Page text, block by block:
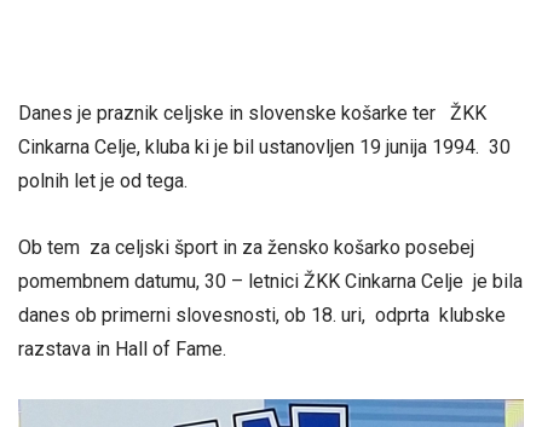
Danes je praznik celjske in slovenske košarke ter ŽKK
Cinkarna Celje, kluba ki je bil ustanovljen 19 junija 1994. 30
polnih let je od tega.
Ob tem za celjski šport in za žensko košarko posebej
pomembnem datumu, 30 – letnici ŽKK Cinkarna Celje je bila
danes ob primerni slovesnosti, ob 18. uri, odprta klubske
razstava in Hall of Fame.